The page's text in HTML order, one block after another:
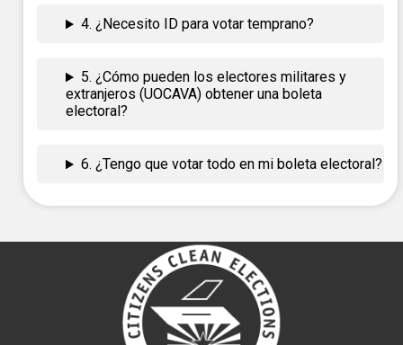
4. ¿Necesito ID para votar temprano?
5. ¿Cómo pueden los electores militares y
extranjeros (UOCAVA) obtener una boleta
electoral?
6. ¿Tengo que votar todo en mi boleta electoral?